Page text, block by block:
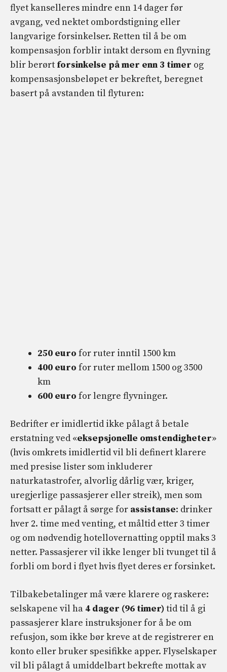
flyet kanselleres mindre enn 14 dager før
avgang, ved nektet ombordstigning eller
langvarige forsinkelser. Retten til å be om
kompensasjon forblir intakt dersom en flyvning
blir berørt forsinkelse på mer enn 3 timer og
kompensasjonsbeløpet er bekreftet, beregnet
basert på avstanden til flyturen:
250 euro for ruter inntil 1500 km
400 euro for ruter mellom 1500 og 3500
km
600 euro for lengre flyvninger.
Bedrifter er imidlertid ikke pålagt å betale
erstatning ved «eksepsjonelle omstendigheter»
(hvis omkrets imidlertid vil bli definert klarere
med presise lister som inkluderer
naturkatastrofer, alvorlig dårlig vær, kriger,
uregjerlige passasjerer eller streik), men som
fortsatt er pålagt å sørge for assistanse: drinker
hver 2. time med venting, et måltid etter 3 timer
og om nødvendig hotellovernatting opptil maks 3
netter. Passasjerer vil ikke lenger bli tvunget til å
forbli om bord i flyet hvis flyet deres er forsinket.
Tilbakebetalinger må være klarere og raskere:
selskapene vil ha 4 dager (96 timer)tid til å gi
passasjerer klare instruksjoner for å be om
refusjon, som ikke bør kreve at de registrerer en
konto eller bruker spesifikke apper. Flyselskaper
vil bli pålagt å umiddelbart bekrefte mottak av